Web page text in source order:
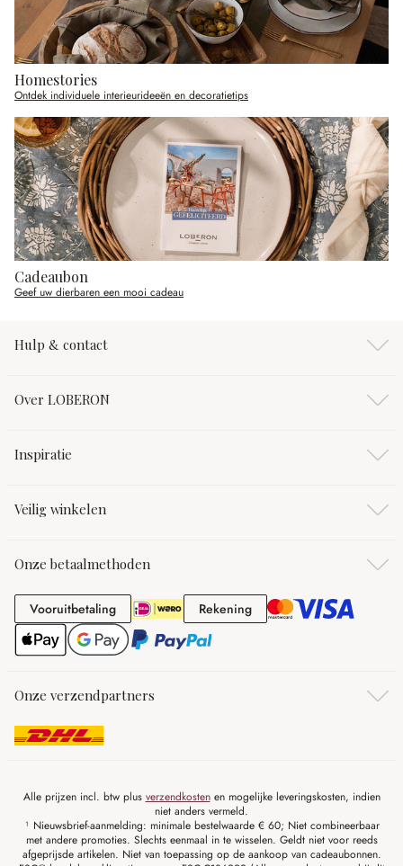
Homestories
Ontdek individuele interieurideeën en decoratietips
Cadeaubon
Geef uw dierbaren een mooi cadeau
Hulp & contact
Over LOBERON
Inspiratie
Veilig winkelen
Onze betaalmethoden
VooruitbetalingVooruitbetalingRekeningRekening
Onze verzendpartners
Alle prijzen incl. btw plus verzendkostenen mogelijke leveringskosten, indien
niet anders vermeld.
¹ Nieuwsbrief-aanmelding: minimale bestelwaarde € 60; Niet combineerbaar
met andere promoties. Slechts eenmaal in te wisselen. Geldt niet voor reeds
afgeprijsde artikelen. Niet van toepassing op de aankoop van cadeaubonnen.